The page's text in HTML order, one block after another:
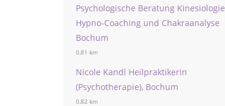
Psychologische Beratung Kinesiologie
Hypno-Coaching und Chakraanalyse
Bochum
0,81 km
Nicole Kandl Heilpraktikerin
(Psychotherapie), Bochum
0,82 km